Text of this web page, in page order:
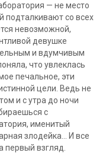
— не место
подталкивают со всех
невозможной,
девушке
и вдумчивым
что увлеклась
печальное, эти
цели. Ведь не
и с утра до ночи
с
именитый
злодейка… И все
первый взгляд.